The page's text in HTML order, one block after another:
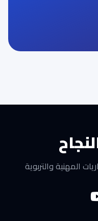
المهنية والتربوية